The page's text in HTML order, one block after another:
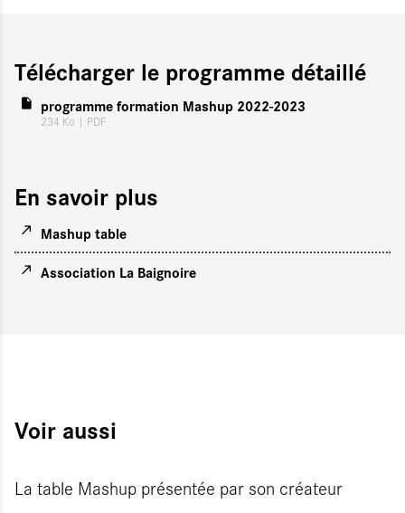
Télécharger le programme détaillé
programme formation Mashup 2022-2023
234 Ko | PDF
En savoir plus
Mashup table
Association La Baignoire
Voir aussi
La table Mashup présentée par son créateur